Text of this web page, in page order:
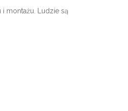
montażu. Ludzie są